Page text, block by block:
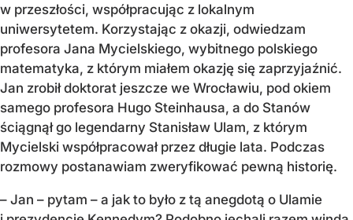
w przeszłości, współpracując z lokalnym
uniwersytetem. Korzystając z okazji, odwiedzam
profesora Jana Mycielskiego, wybitnego polskiego
matematyka, z którym miałem okazję się zaprzyjaźnić.
Jan zrobił doktorat jeszcze we Wrocławiu, pod okiem
samego profesora Hugo Steinhausa, a do Stanów
ściągnął go legendarny Stanisław Ulam, z którym
Mycielski współpracował przez długie lata. Podczas
rozmowy postanawiam zweryfikować pewną historię.
– Jan – pytam – a jak to było z tą anegdotą o Ulamie